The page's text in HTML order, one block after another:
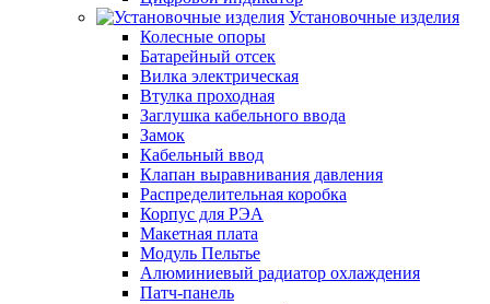
Установочные изделия
Колесные опоры
Батарейный отсек
Вилка электрическая
Втулка проходная
Заглушка кабельного ввода
Замок
Кабельный ввод
Клапан выравнивания давления
Распределительная коробка
Корпус для РЭА
Макетная плата
Модуль Пельтье
Алюминиевый радиатор охлаждения
Патч-панель